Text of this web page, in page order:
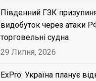
Південний ГЗК
видобуток через атаки
торговельні судна
29 Липня, 2026
ExPro: Україна планує